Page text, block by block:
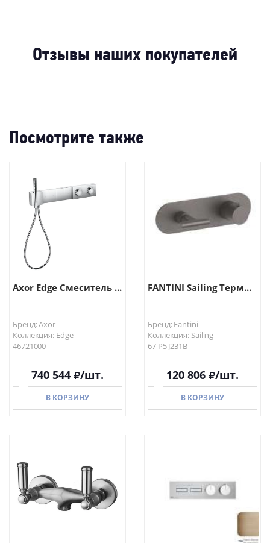
-43%
Отзывы наших покупателей
Посмотрите также
Axor Edge Смеситель ...
Бренд: Axor
Коллекция: Edge
46721000
740 544 /шт.
В КОРЗИНУ
В КОРЗИНУ
FANTINI Sailing Терм...
Бренд: Fantini
Коллекция: Sailing
67 P5 J231B
120 806 /шт.
В КОРЗИНУ